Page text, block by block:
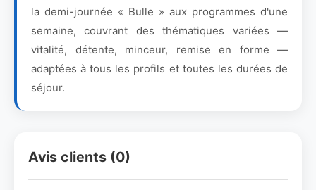
la demi-journée « Bulle » aux programmes d'une
semaine, couvrant des thématiques variées —
vitalité, détente, minceur, remise en forme —
adaptées à tous les profils et toutes les durées de
séjour.
Avis clients (0)